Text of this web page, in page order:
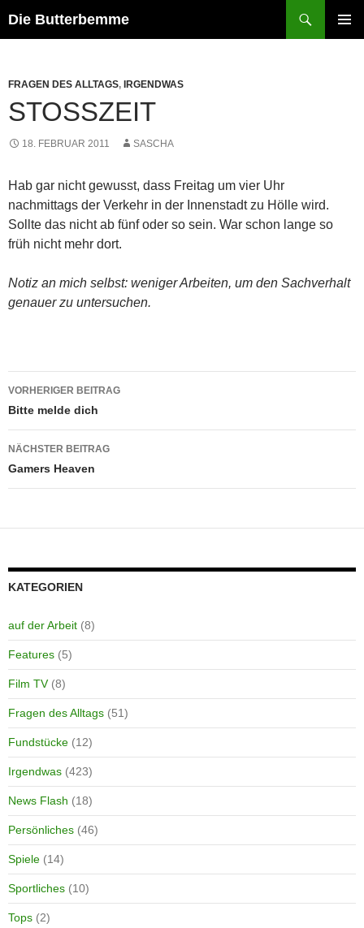
Inhalt
Die Butterbemme
FRAGEN DES ALLTAGS, IRGENDWAS
STOSSZEIT
18. FEBRUAR 2011 SASCHA
Hab gar nicht gewusst, dass Freitag um vier Uhr
nachmittags der Verkehr in der Innenstadt zu Hölle wird.
Sollte das nicht ab fünf oder so sein. War schon lange so
früh nicht mehr dort.
Notiz an mich selbst: weniger Arbeiten, um den Sachverhalt
genauer zu untersuchen.
Beitragsnavigation
VORHERIGER BEITRAG
Bitte melde dich
NÄCHSTER BEITRAG
Gamers Heaven
KATEGORIEN
auf der Arbeit (8)
Features (5)
Film TV(8)
Fragen des Alltags (51)
Fundstücke (12)
Irgendwas (423)
News Flash (18)
Persönliches (46)
Spiele (14)
Sportliches (10)
Tops (2)